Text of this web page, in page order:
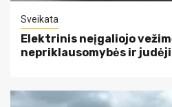
Sveikata
Elektrinis neįgaliojo
nepriklausomybės ir